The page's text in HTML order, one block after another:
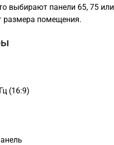
выбирают панели 65, 75 или
размера помещения.
(16:9)